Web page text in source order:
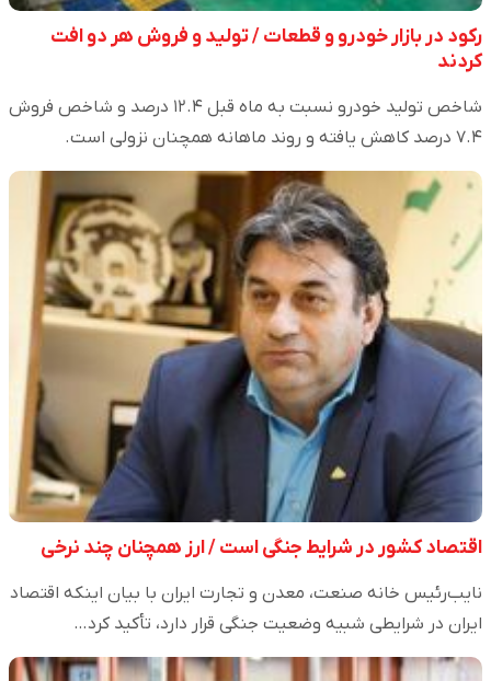
رکود در بازار خودرو و قطعات / تولید و فروش هر دو افت
کردند
شاخص تولید خودرو نسبت به ماه قبل ۱۲.۴ درصد و شاخص فروش
۷.۴ درصد کاهش یافته و روند ماهانه همچنان نزولی است.
اقتصاد کشور در شرایط جنگی است / ارز همچنان چند نرخی
نایب‌رئیس خانه صنعت، معدن و تجارت ایران با بیان اینکه اقتصاد
ایران در شرایطی شبیه وضعیت جنگی قرار دارد، تأکید کرد…